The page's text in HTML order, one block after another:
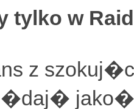
tylko w
z
jako�